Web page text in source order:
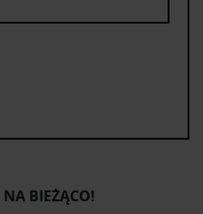
BIEŻĄCO!